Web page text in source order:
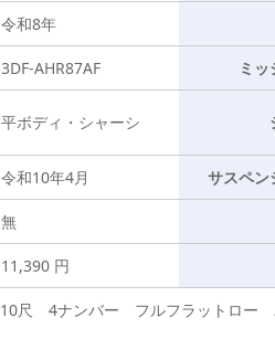
令和8年
3DF-AHR87AF ミッ
平ボディ・シャーシ
令和10年4月 サスペン
無
11,390 円
10尺 4ナンバー フルフラットロー